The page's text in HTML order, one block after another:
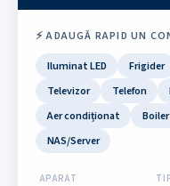
⚡ ADAUGĂ RAPID UN
Iluminat LED
Frigider
Televizor
Telefon
Aer condiționat
NAS/Server
APARAT